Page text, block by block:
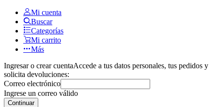
Mi cuenta
Buscar
Categorías
Mi carrito
Más
Ingresar o crear cuentaAccede a tus datos personales, tus pedidos y
solicita devoluciones:
Correo electrónico
Ingrese un correo válido
Continuar